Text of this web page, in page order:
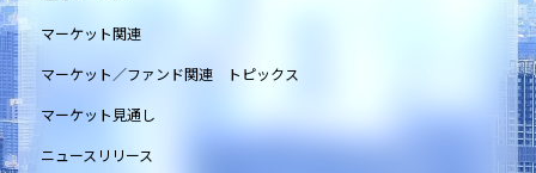
マーケット関連
マーケット／ファンド関連 トピックス
マーケット見通し
ニュースリリース